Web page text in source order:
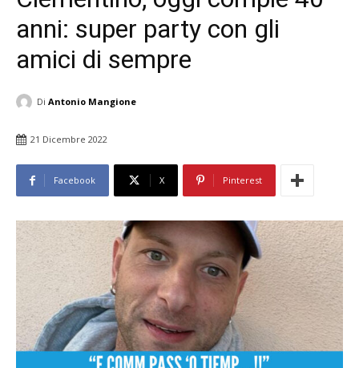
anni: super party con gli
amici di sempre
Di Antonio Mangione
21 Dicembre 2022
Facebook X Pinterest